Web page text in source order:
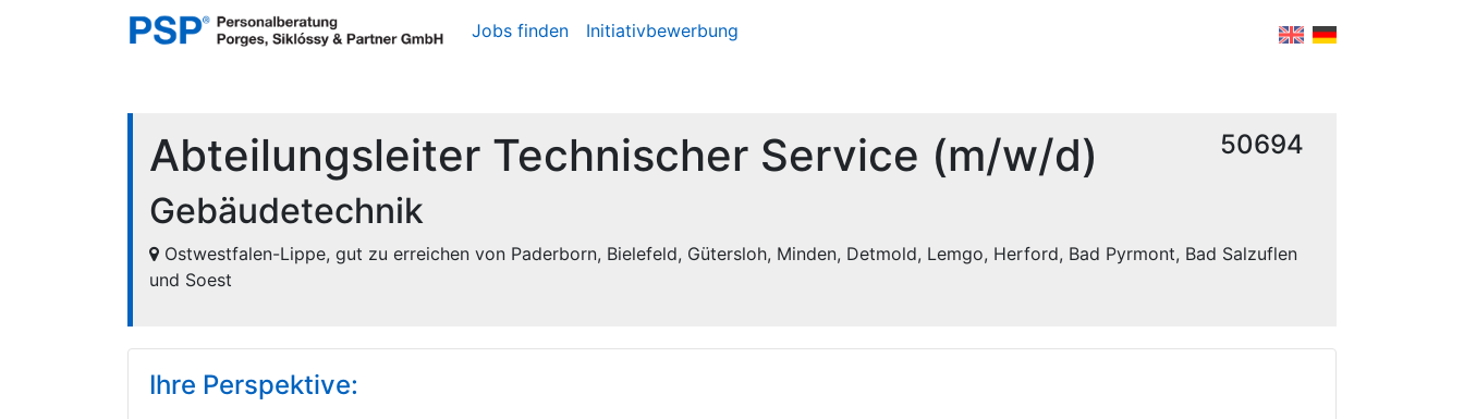
Jobs finden Initiativbewerbung
50694
Abteilungsleiter Technischer Service (m/w/d)
Gebäudetechnik
Ostwestfalen-Lippe, gut zu erreichen von Paderborn, Bielefeld, Gütersloh, Minden, Detmold, Lemgo, Herford, Bad Pyrmont, Bad Salzuflen
und Soest
Ihre Perspektive: